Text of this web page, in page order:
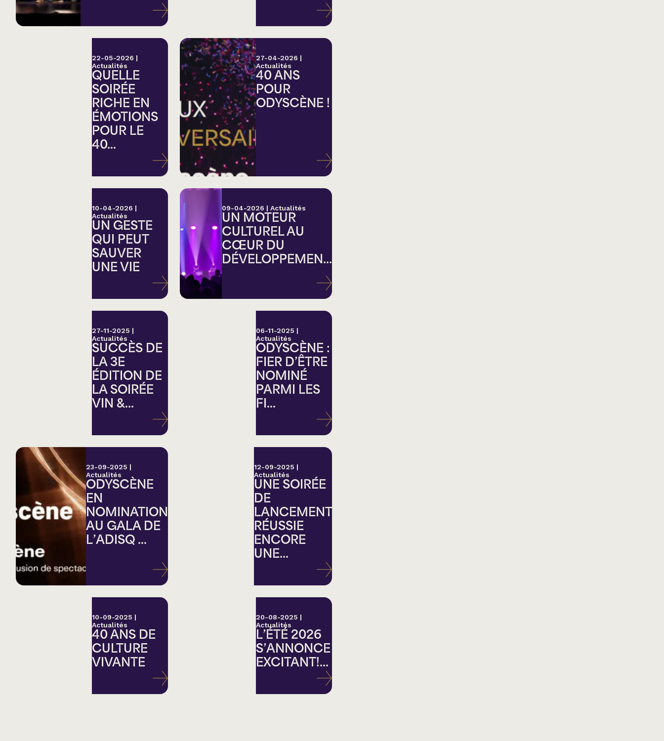
Hommage
Théâtre
Saison estivale
Apéro et perfo
Musique (Blues, folk,
traditionnelle)
Country
Famille
Spectacles en location
22-05-2026 |
Actualités
QUELLE
SOIRÉE
RICHE EN
ÉMOTIONS
POUR LE
40...
27-04-2026 |
Actualités
40 ANS
POUR
ODYSCÈNE !
10-04-2026 |
Actualités
UN GESTE
QUI PEUT
SAUVER
UNE VIE
09-04-2026 | Actualités
UN MOTEUR
CULTUREL AU
CŒUR DU
DÉVELOPPEMEN...
27-11-2025 |
Actualités
SUCCÈS DE
LA 3E
ÉDITION DE
LA SOIRÉE
VIN &...
06-11-2025 |
Actualités
ODYSCÈNE :
FIER D’ÊTRE
NOMINÉ
PARMI LES
FI...
23-09-2025 |
Actualités
ODYSCÈNE
EN
NOMINATION
AU GALA DE
L’ADISQ ...
12-09-2025 |
Actualités
UNE SOIRÉE
DE
LANCEMENT
RÉUSSIE
ENCORE
UNE...
10-09-2025 |
Actualités
40 ANS DE
CULTURE
VIVANTE
20-08-2025 |
Actualités
L’ÉTÉ 2026
S’ANNONCE
EXCITANT!...